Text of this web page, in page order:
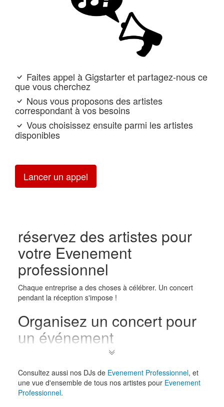
Faites appel à Gigstarter et partagez-nous ce
que vous cherchez
Nous vous proposons des artistes
correspondant à vos besoins
Vous choisissez ensuite parmi les artistes
disponibles
Lancer un appel
réservez des artistes pour
votre Evenement
professionnel
Chaque entreprise a des choses à célébrer. Un concert
pendant la réception s'impose !
Organisez un concert pour
un événement
professionnel avec
Gigstarter
Un groupe en live peut donner rendre unefête
d'entreprisemémorable. Vous ne savez pas comment
Consultez aussi nos DJs de Evenement Professionnel, et
une vue d'ensemble de tous nos artistes pour Evenement
Professionnel.